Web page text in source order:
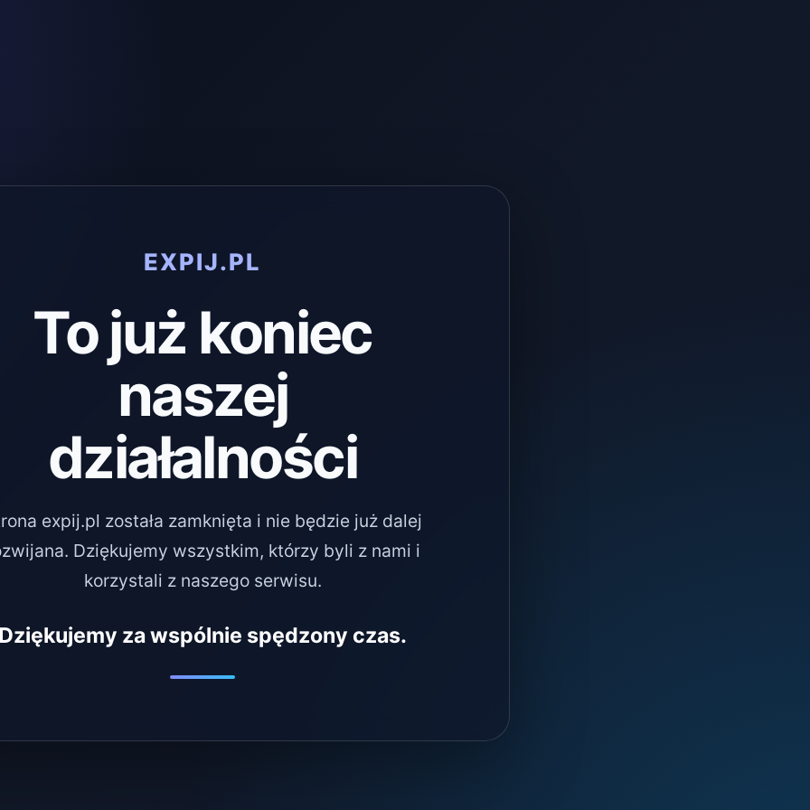
EXPIJ.PL
To już koniec
naszej
działalności
expij.pl została zamknięta i nie będzie już dalej
Dziękujemy wszystkim, którzy byli z nami i
korzystali z naszego serwisu.
za wspólnie spędzony czas.